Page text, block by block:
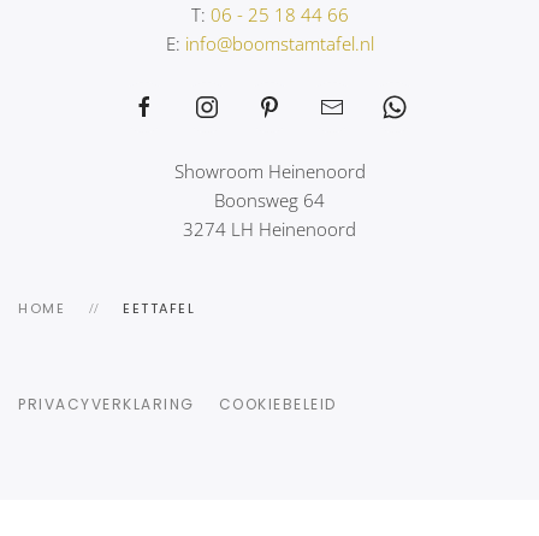
T: 06 - 25 18 44 66
E: info@boomstamtafel.nl
Showroom Heinenoord
Boonsweg 64
3274 LH Heinenoord
HOME EETTAFEL
PRIVACYVERKLARING COOKIEBELEID